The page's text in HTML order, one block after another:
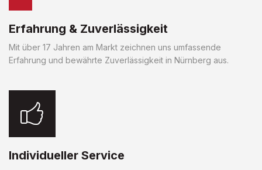
Erfahrung & Zuverlässigkeit
Mit über 17 Jahren am Markt zeichnen uns umfassende
Erfahrung und bewährte Zuverlässigkeit in Nürnberg aus.
Individueller Service